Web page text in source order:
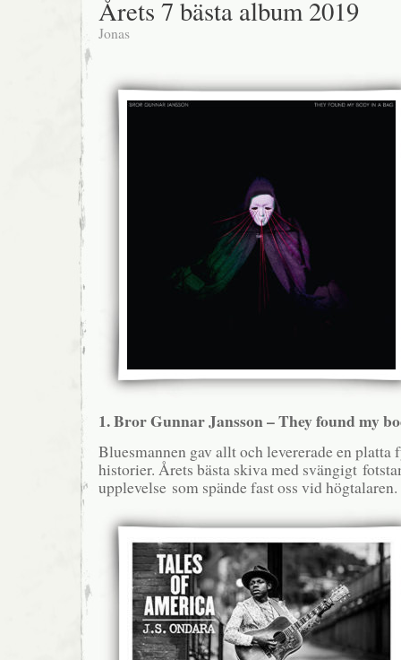
Årets 7 bästa album 2019
Jonas
1. Bror Gunnar Jansson – They found my
Bluesmannen gav allt och levererade en platta
historier. Årets bästa skiva med svängigt
upplevelse som spände fast oss vid